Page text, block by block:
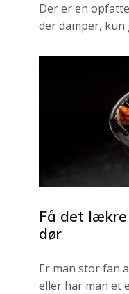
Der er en
der damper,
Få det
dør
Er man stor fan
eller har man et